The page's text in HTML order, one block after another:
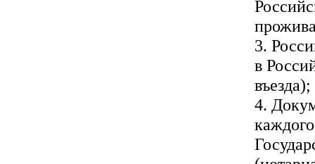
3.
в
въезда);
4.